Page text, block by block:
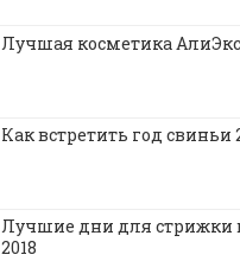
Лучшая косметика
Как встретить год свиньи
Лучшие дни для стрижки
2018